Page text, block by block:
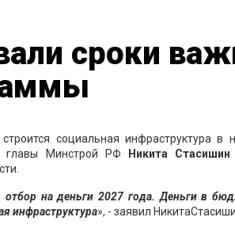
сроки
социальная инфраструктура в
главы Минстрой РФ
Никита Стасишин
на деньги 2027 года. Деньги в
инфраструктура», - заявил